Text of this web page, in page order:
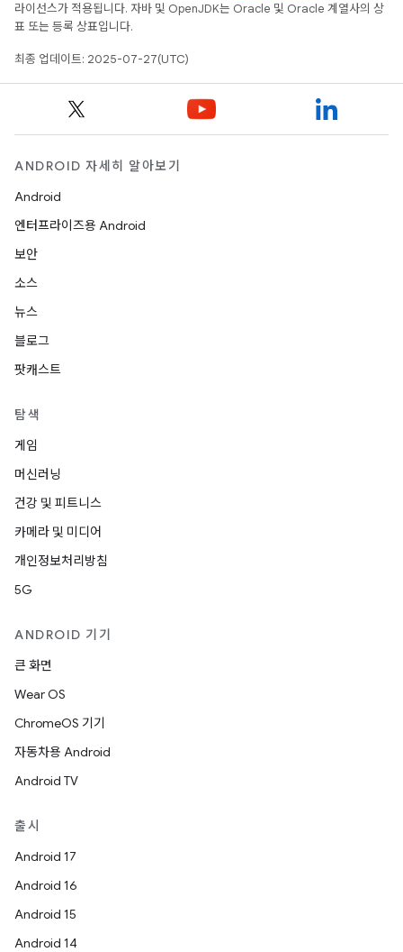
라이선스가 적용됩니다. 자바 및 OpenJDK는 Oracle 및 Oracle 계열사의 상
표 또는 등록 상표입니다.
최종 업데이트: 2025-07-27(UTC)
ANDROID 자세히 알아보기
Android
엔터프라이즈용 Android
보안
소스
뉴스
블로그
팟캐스트
탐색
게임
머신러닝
건강 및 피트니스
카메라 및 미디어
개인정보처리방침
5G
ANDROID 기기
큰 화면
Wear OS
ChromeOS 기기
자동차용 Android
Android TV
출시
Android 17
Android 16
Android 15
Android 14